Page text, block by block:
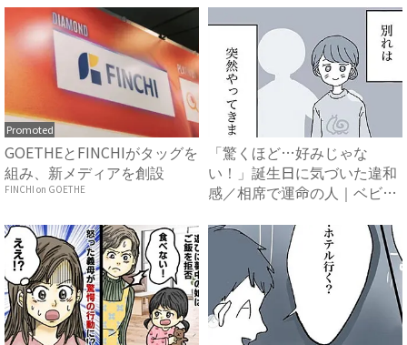
Promoted
GOETHEとFINCHIがタッグを
組み、新メディアを創設
FINCHI on GOETHE
「驚くほど…好みじゃな
い！」誕生日に気づいた違和
感／相席で運命の人｜ベビー